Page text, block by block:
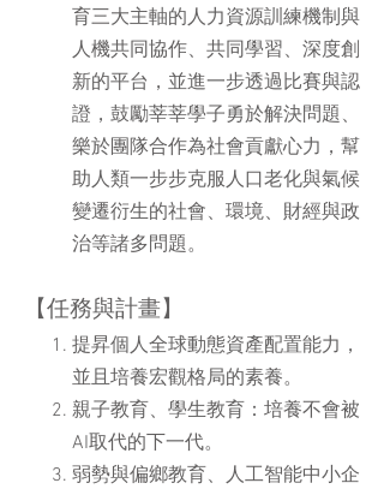
育三大主軸的人力資源訓練機制與
人機共同協作、共同學習、深度創
新的平台，並進一步透過比賽與認
證，鼓勵莘莘學子勇於解決問題、
樂於團隊合作為社會貢獻心力，幫
助人類一步步克服人口老化與氣候
變遷衍生的社會、環境、財經與政
治等諸多問題。
​【任務與計畫】
提昇個人全球動態資產配置能力，
並且培養宏觀格局的素養。
親子教育、學生教育：培養不會被
AI取代的下一代。
弱勢與偏鄉教育、人工智能中小企